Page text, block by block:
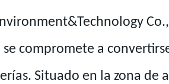
compromete a
Situado en la zona